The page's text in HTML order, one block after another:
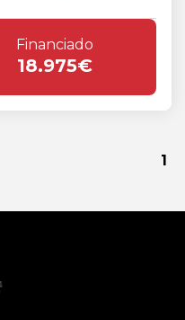
Financiado
18.975€
1